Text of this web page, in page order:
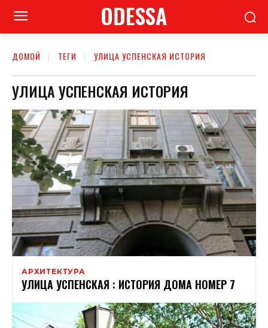
ODESSA
ДОМОЙ ТЕГИ УЛИЦА УСПЕНСКАЯ ИСТОРИЯ
УЛИЦА УСПЕНСКАЯ ИСТОРИЯ
АРХИТЕКТУРА
УЛИЦА УСПЕНСКАЯ : ИСТОРИЯ ДОМА НОМЕР 7